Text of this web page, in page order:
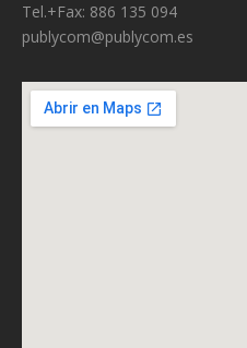
Tel.+Fax: 886 135 094
publycom@publycom.es